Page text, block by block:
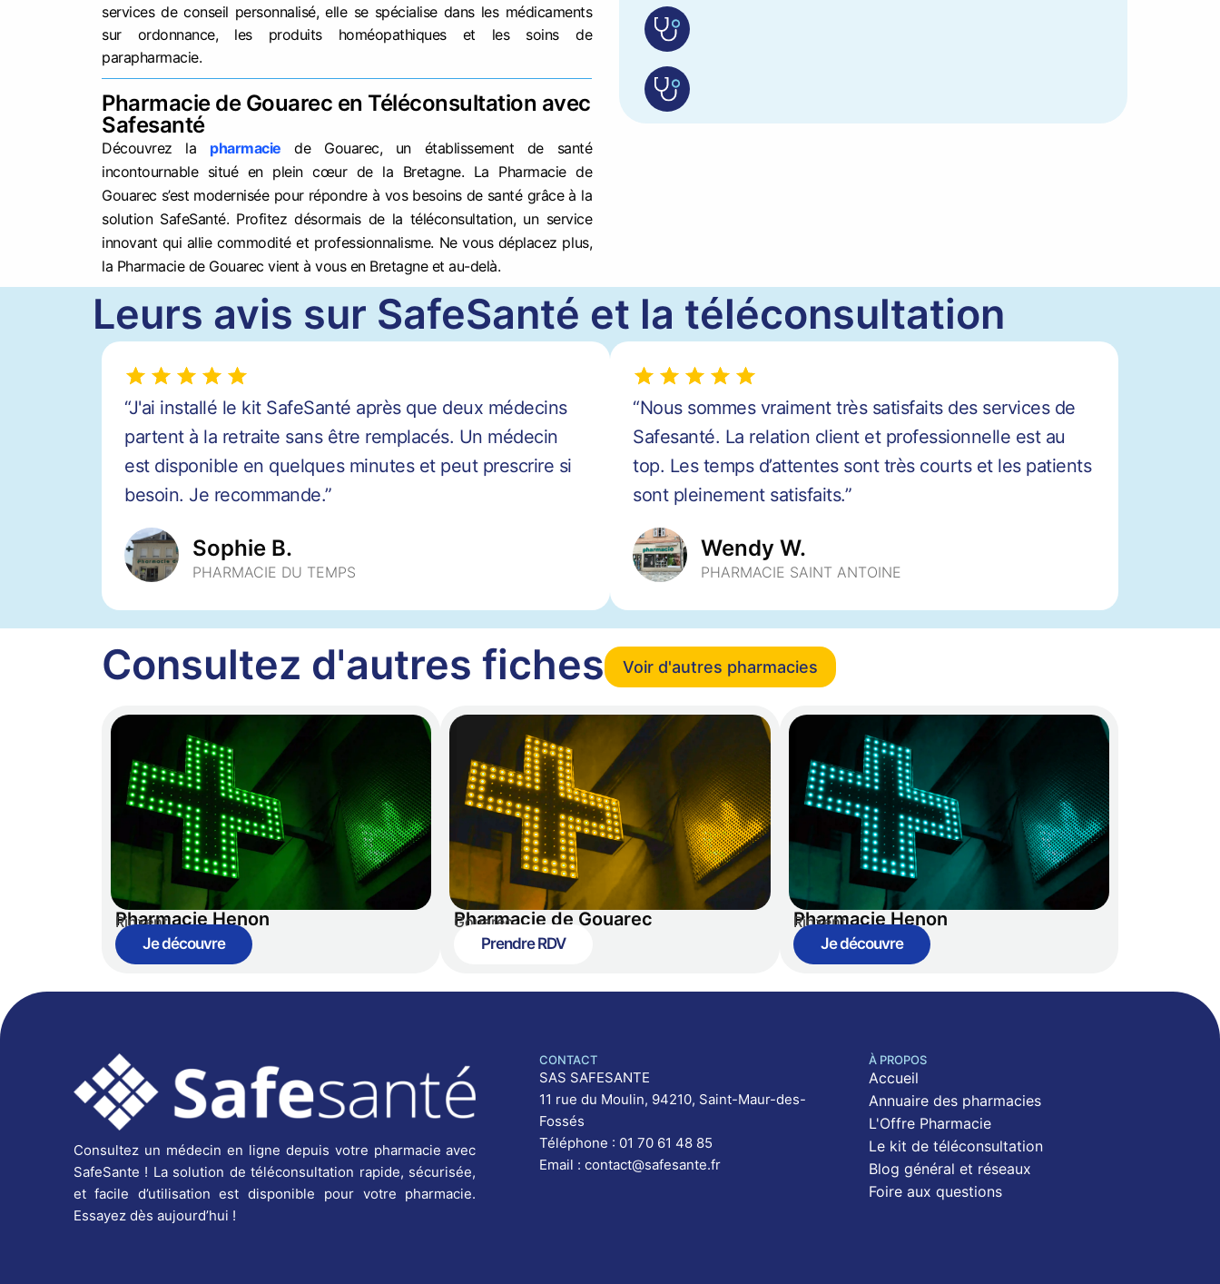
services de conseil personnalisé, elle se spécialise dans les médicaments
sur ordonnance, les produits homéopathiques et les soins de
parapharmacie.
Pharmacie de Gouarec en Téléconsultation avec
Safesanté
Découvrez la pharmacie de Gouarec, un établissement de santé
incontournable situé en plein cœur de la Bretagne. La Pharmacie de
Gouarec s’est modernisée pour répondre à vos besoins de santé grâce à la
solution SafeSanté. Profitez désormais de la téléconsultation, un service
innovant qui allie commodité et professionnalisme. Ne vous déplacez plus,
la Pharmacie de Gouarec vient à vous en Bretagne et au-delà.
Leurs avis sur SafeSanté et la téléconsultation
“J'ai installé le kit SafeSanté après que deux médecins
partent à la retraite sans être remplacés. Un médecin
est disponible en quelques minutes et peut prescrire si
besoin. Je recommande.”
Sophie B.
PHARMACIE DU TEMPS
“Nous sommes vraiment très satisfaits des services de
Safesanté. La relation client et professionnelle est au
top. Les temps d’attentes sont très courts et les patients
sont pleinement satisfaits.”
Wendy W.
PHARMACIE SAINT ANTOINE
Consultez d'autres fiches Voir d'autres pharmacies
Pharmacie Henon
Rinxent
Je découvre
Pharmacie de Gouarec
Gouarec
Prendre RDV
Pharmacie Henon
Rinxent
Je découvre
Consultez un médecin en ligne depuis votre pharmacie avec
SafeSante ! La solution de téléconsultation rapide, sécurisée,
et facile d’utilisation est disponible pour votre pharmacie.
Essayez dès aujourd’hui !
CONTACT
SAS SAFESANTE
11 rue du Moulin, 94210, Saint-Maur-des-
Fossés
Téléphone : 01 70 61 48 85
Email : contact@safesante.fr
À PROPOS
Accueil
Annuaire des pharmacies
L'Offre Pharmacie
Le kit de téléconsultation
Blog général et réseaux
Foire aux questions